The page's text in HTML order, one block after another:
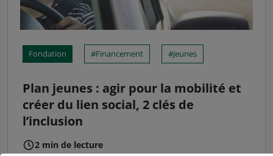
Fondation Financement Jeunes
Plan jeunes : agir pour la mobilité et
créer du lien social, 2 clés de
l’inclusion
2 min de lecture